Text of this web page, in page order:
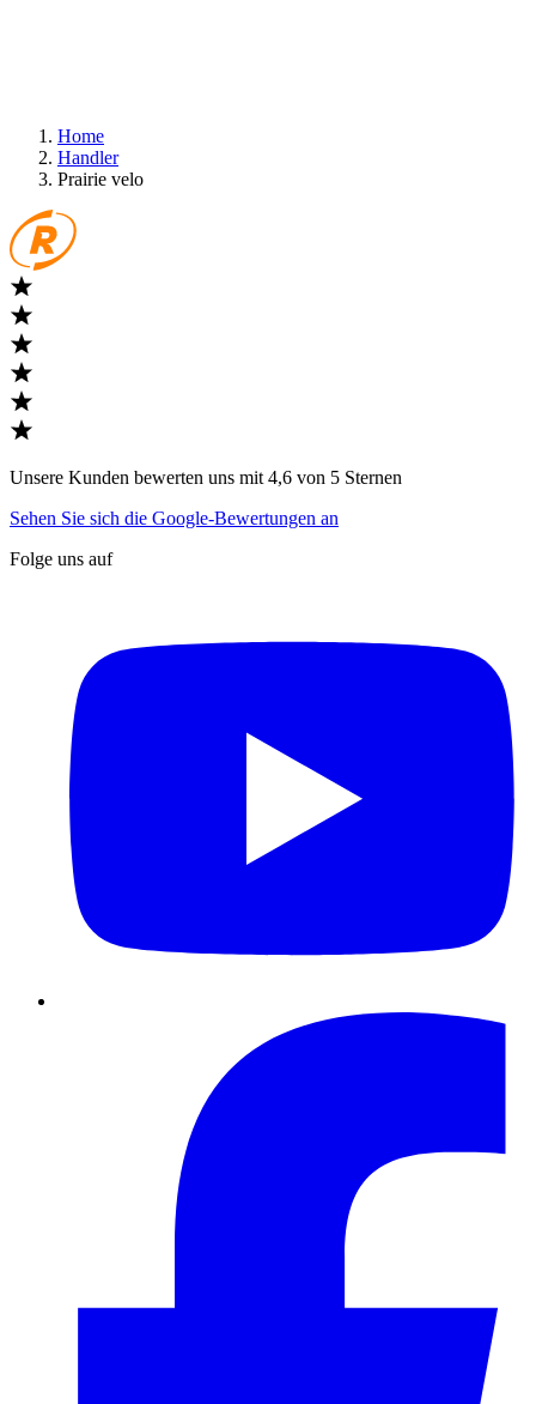
Home
Handler
Prairie velo
Unsere Kunden bewerten uns mit 4,6 von 5 Sternen
Sehen Sie sich die Google-Bewertungen an
Folge uns auf